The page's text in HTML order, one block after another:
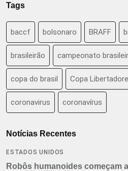
Tags
baccf bolsonaro BRAFF
brasileirão campeonato
copa do brasil Copa
coronavirus coronavírus
Notícias Recentes
ESTADOS UNIDOS
Robôs humanoides começam